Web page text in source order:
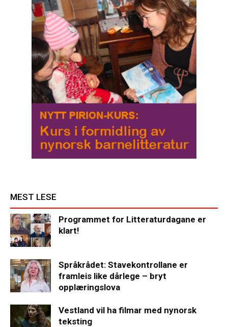
MEST LESE
Programmet for Litteraturdagane er
klart!
Språkrådet: Stavekontrollane er
framleis like dårlege – bryt
opplæringslova
Vestland vil ha filmar med nynorsk
teksting